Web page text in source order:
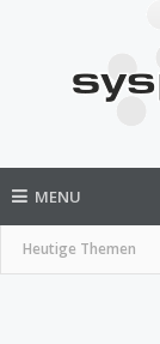
MENU
Heutige Themen